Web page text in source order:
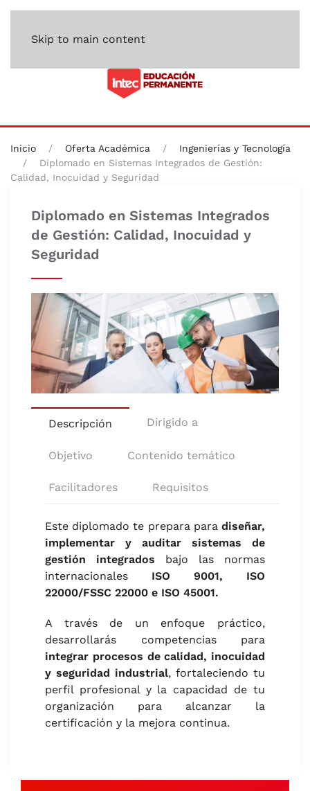
Skip to main content
Inicio Oferta Académica
Ingenierías y Tecnología
Diplomado en Sistemas Integrados de Gestión:
Calidad, Inocuidad y Seguridad
Diplomado en Sistemas Integrados
de Gestión: Calidad, Inocuidad y
Seguridad
Descripción Dirigido a
Objetivo Contenido temático
Facilitadores Requisitos
Este diplomado te prepara para diseñar,
implementar y auditar sistemas de
gestión integrados bajo las normas
internacionales ISO 9001, ISO
22000/FSSC 22000 e ISO 45001.
A través de un enfoque práctico,
desarrollarás competencias para
integrar procesos de calidad, inocuidad
y seguridad industrial, fortaleciendo tu
perfil profesional y la capacidad de tu
organización para alcanzar la
certificación y la mejora continua.